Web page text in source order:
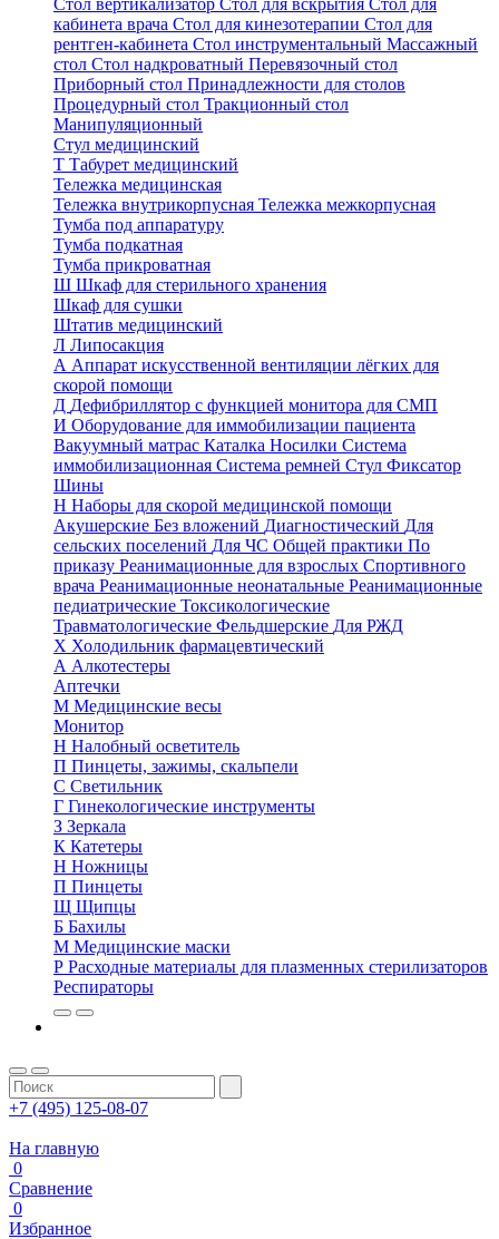
Стол вертикализатор Стол для вскрытия Стол для
кабинета врача Стол для кинезотерапии Стол для
рентген-кабинета Стол инструментальный Массажный
стол Стол надкроватный Перевязочный стол
Приборный стол Принадлежности для столов
Процедурный стол Тракционный стол
Манипуляционный
Стул медицинский
Т Табурет медицинский
Тележка медицинская
Тележка внутрикорпусная Тележка межкорпусная
Тумба под аппаратуру
Тумба подкатная
Тумба прикроватная
Ш Шкаф для стерильного хранения
Шкаф для сушки
Штатив медицинский
Л Липосакция
А Аппарат искусственной вентиляции лёгких для
скорой помощи
Д Дефибриллятор с функцией монитора для СМП
И Оборудование для иммобилизации пациента
Вакуумный матрас Каталка Носилки Система
иммобилизационная Система ремней Стул Фиксатор
Шины
Н Наборы для скорой медицинской помощи
Акушерские Без вложений Диагностический Для
сельских поселений Для ЧС Общей практики По
приказу Реанимационные для взрослых Спортивного
врача Реанимационные неонатальные Реанимационные
педиатрические Токсикологические
Травматологические Фельдшерские Для РЖД
Х Холодильник фармацевтический
А Алкотестеры
Аптечки
М Медицинские весы
Монитор
Н Налобный осветитель
П Пинцеты, зажимы, скальпели
С Светильник
Г Гинекологические инструменты
З Зеркала
К Катетеры
Н Ножницы
П Пинцеты
Щ Щипцы
Б Бахилы
М Медицинские маски
Р Расходные материалы для плазменных стерилизаторов
Респираторы
+7 (495) 125-08-07
На главную
0
Сравнение
0
Избранное